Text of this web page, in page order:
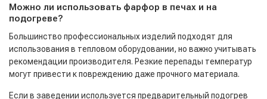
Можно ли использовать фарфор в печах и на
подогреве?
Большинство профессиональных изделий подходят для
использования в тепловом оборудовании, но важно учитывать
рекомендации производителя. Резкие перепады температур
могут привести к повреждению даже прочного материала.
Если в заведении используется предварительный подогрев